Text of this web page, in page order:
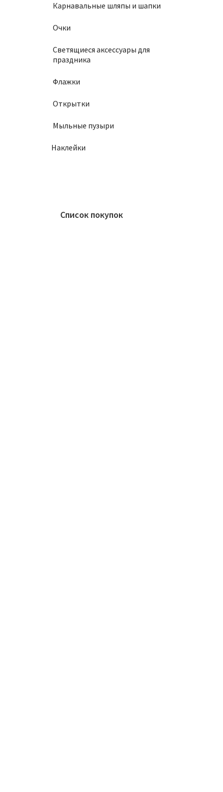
Карнавальные шляпы и шапки
Очки
Светящиеся аксессуары для
праздника
Флажки
Открытки
Мыльные пузыри
Наклейки
Список покупок